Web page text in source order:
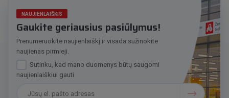
NAUJIENLAIŠKIS
Gaukite geriausius pasiūlymus!
Prenumeruokite naujienlaiškį ir visada sužinokite
naujienas pirmieji.
Sutinku, kad mano duomenys būtų saugomi
naujienlaiškiui gauti